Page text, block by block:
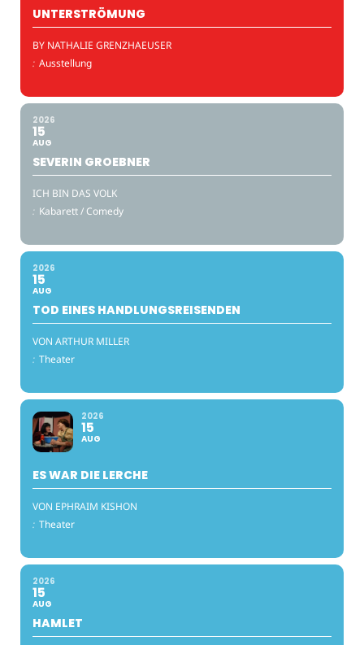
UNTERSTRÖMUNG
BY NATHALIE GRENZHAEUSER
: Ausstellung
2026
15
AUG
SEVERIN GROEBNER
ICH BIN DAS VOLK
: Kabarett / Comedy
2026
15
AUG
TOD EINES HANDLUNGSREISENDEN
VON ARTHUR MILLER
: Theater
2026
15
AUG
ES WAR DIE LERCHE
VON EPHRAIM KISHON
: Theater
2026
15
AUG
HAMLET